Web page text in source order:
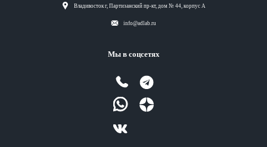
Владивосток г, Партизанский пр-кт, дом № 44, корпус А
info@adlab.ru
Мы в соцсетях